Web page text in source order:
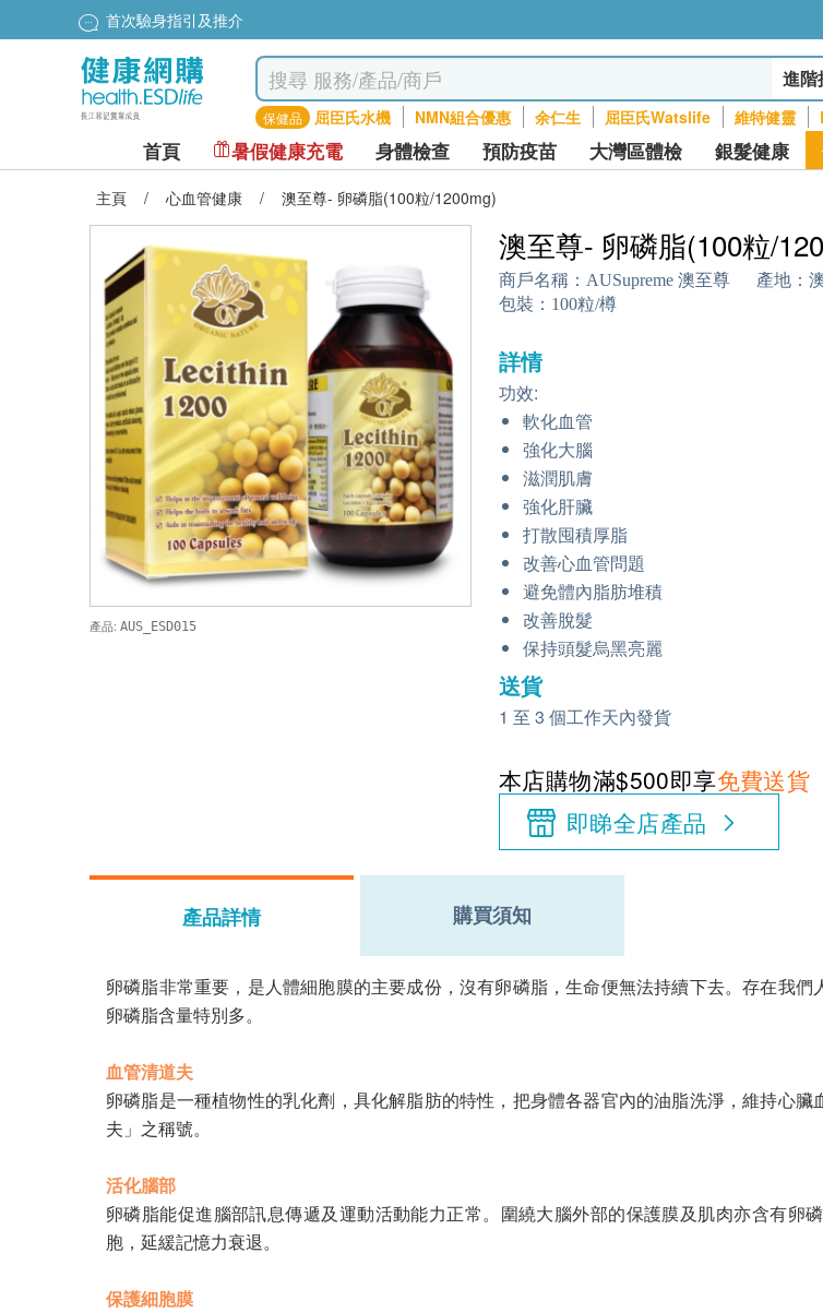
首次驗身指引及推介
進階
保健品 屈臣氏水機 NMN組合優惠 余仁生 屈臣氏Watslife 維特健靈
首頁 暑假健康充電 身體檢查 預防疫苗 大灣區體檢 銀髮健康
主頁 / 心血管健康 / 澳至尊- 卵磷脂(100粒/1200mg)
產品: AUS_ESD015
澳至尊- 卵磷脂(100粒/
商戶名稱： AUSupreme 澳至尊 產地：
包裝： 100粒/樽
詳情
功效:
軟化血管
強化大腦
滋潤肌膚
強化肝臟
打散囤積厚脂
改善心血管問題
避免體內脂肪堆積
改善脫髮
保持頭髮烏黑亮麗
送貨
1 至 3 個工作天內發貨
本店購物滿$500即享免費送貨
即睇全店產品
產品詳情 購買須知
卵磷脂非常重要，是人體細胞膜的主要成份，沒有卵磷脂，生命便無法持續下去。存在我
卵磷脂含量特別多。
血管清道夫
卵磷脂是一種植物性的乳化劑，具化解脂肪的特性，把身體各器官內的油脂洗淨，維持心
夫」之稱號。
活化腦部
卵磷脂能促進腦部訊息傳遞及運動活動能力正常。圍繞大腦外部的保護膜及肌肉亦含有卵
胞，延緩記憶力衰退。
保護細胞膜